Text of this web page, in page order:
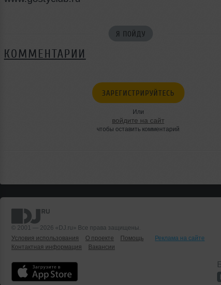
Я ПОЙДУ
КОММЕНТАРИИ
ЗАРЕГИСТРИРУЙТЕСЬ
Или
войдите на сайт
чтобы оставить комментарий
© 2001 — 2026 «DJ.ru» Все права защищены.
Условия использования
О проекте Помощь
Реклама на сайте
Контактная информация
Вакансии